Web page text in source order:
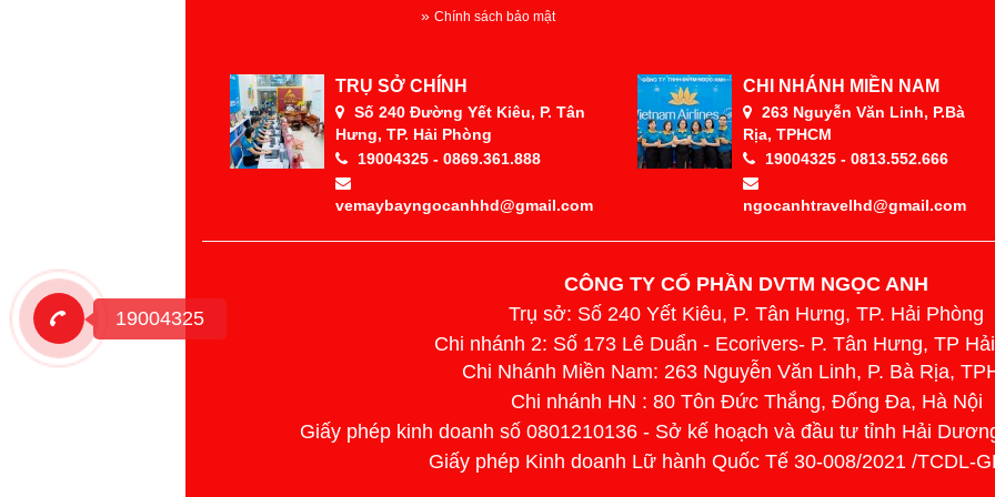
Chính sách bảo mật
19004325
TRỤ SỞ CHÍNH
Số 240 Đường Yết Kiêu, P. Tân
Hưng, TP. Hải Phòng
19004325 - 0869.361.888
vemaybayngocanhhd@gmail.com
CHI NHÁNH MIỀN NAM
263 Nguyễn Văn Linh, P.Bà
Rịa, TPHCM
19004325 - 0813.552.666
ngocanhtravelhd@gmail.com
CÔNG TY CỔ PHẦN DVTM NGỌC ANH
Trụ sở: Số 240 Yết Kiêu, P. Tân Hưng, TP. Hải Phòng
Chi nhánh 2: Số 173 Lê Duẩn - Ecorivers- P. Tân Hưng, TP
Chi Nhánh Miền Nam: 263 Nguyễn Văn Linh, P. Bà Rịa,
Chi nhánh HN : 80 Tôn Đức Thắng, Đống Đa, Hà Nội
Giấy phép kinh doanh số 0801210136 - Sở kế hoạch và đầu tư tỉnh Hải
Giấy phép Kinh doanh Lữ hành Quốc Tế 30-008/2021 /TCDL-